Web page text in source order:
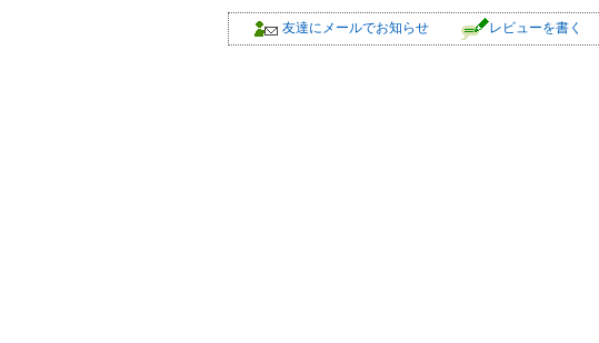
友達にメールでお知らせ レビューを書く